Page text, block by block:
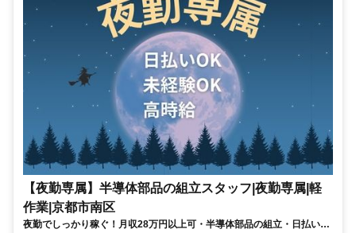
【夜勤専属】半導体部品の組立スタッフ|夜勤専属|軽
作業|京都市南区
夜勤でしっかり稼ぐ！月収28万円以上可・半導体部品の組立・日払い週